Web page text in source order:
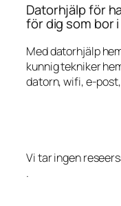
Datorhjälp för
för dig som bor
Med datorhjälp
kunnig tekniker
datorn, wifi, e-
Vi tar ingen
.